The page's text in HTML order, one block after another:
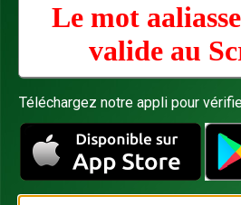
Le mot
valide au
Téléchargez notre appli pour